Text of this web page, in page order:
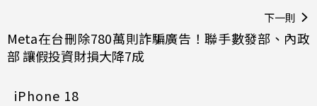
下一則
Meta在台刪除780萬則詐騙廣告！聯手數發部、內政
部 讓假投資財損大降7成
iPhone 18